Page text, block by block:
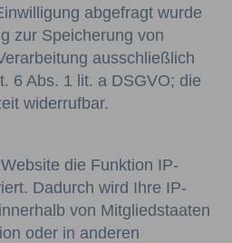
abgefragt wurde
zur Speicherung von
ausschließlich
6 Abs. 1 lit. a DSGVO; die
widerrufbar.
die Funktion IP-
Dadurch wird Ihre IP-
von Mitgliedstaaten
oder in anderen